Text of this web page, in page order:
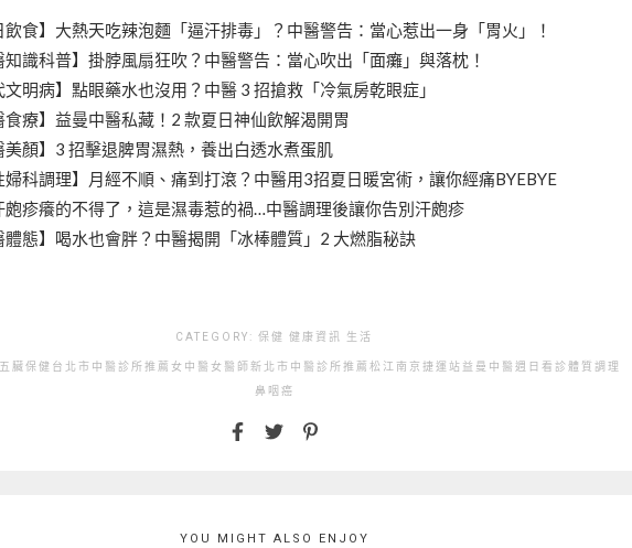
飲食】大熱天吃辣泡麵「逼汗排毒」？中醫警告：當心惹出一身「胃火」！
知識科普】掛脖風扇狂吹？中醫警告：當心吹出「面癱」與落枕！
文明病】點眼藥水也沒用？中醫 3 招搶救「冷氣房乾眼症」
食療】益曼中醫私藏！2 款夏日神仙飲解渴開胃
美顏】3 招擊退脾胃濕熱，養出白透水煮蛋肌
婦科調理】月經不順、痛到打滾？中醫用3招夏日暖宮術，讓你經痛BYEBYE
皰疹癢的不得了，這是濕毒惹的禍…中醫調理後讓你告別汗皰疹
體態】喝水也會胖？中醫揭開「冰棒體質」2 大燃脂秘訣
CATEGORY: 保健 健康資訊 生活
五臟保健 台北市中醫診所推薦 女中醫 女醫師 新北市中醫診所推薦 松江南京捷運站 益曼中醫 週日看診體質調理
鼻咽癌
YOU MIGHT ALSO ENJOY